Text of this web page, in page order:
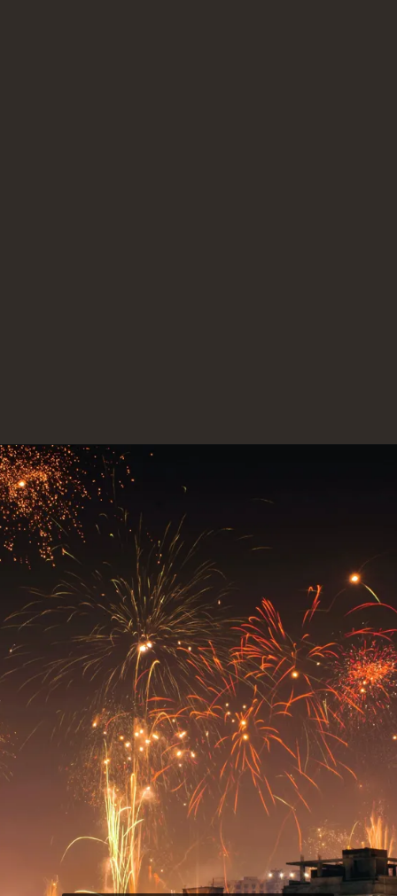
यह त्यौहार विभिन्न किंवदंतियों से
जुड़ा हुआ है, जिनमें सबसे प्रमुख
है राक्षस राजा रावण को हराने के
बाद भगवान राम का अयोध्या
वापस लोटे